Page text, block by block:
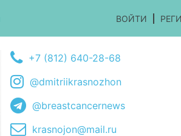
ВОЙТИ
+7 (812) 640-28-68
@dmitriikrasnozhon
@breastcancernews
krasnojon@mail.ru